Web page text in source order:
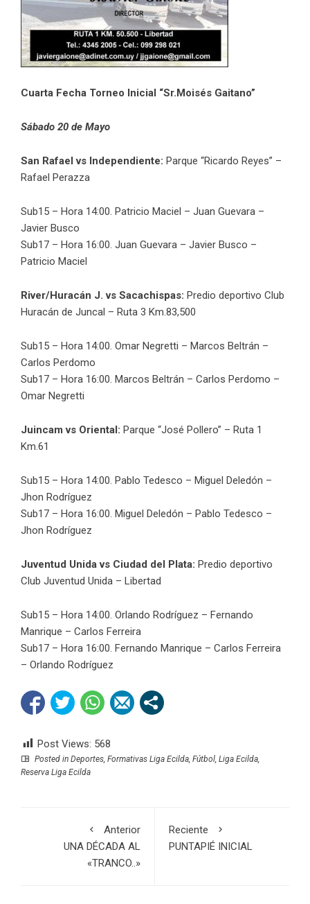
Cuarta Fecha Torneo Inicial “Sr.Moisés Gaitano”
Sábado 20 de Mayo
San Rafael vs Independiente: Parque “Ricardo Reyes” –
Rafael Perazza
Sub15 – Hora 14:00. Patricio Maciel – Juan Guevara –
Javier Busco
Sub17 – Hora 16:00. Juan Guevara – Javier Busco –
Patricio Maciel
River/Huracán J. vs Sacachispas: Predio deportivo Club
Huracán de Juncal – Ruta 3 Km.83,500
Sub15 – Hora 14:00. Omar Negretti – Marcos Beltrán –
Carlos Perdomo
Sub17 – Hora 16:00. Marcos Beltrán – Carlos Perdomo –
Omar Negretti
Juincam vs Oriental: Parque “José Pollero” – Ruta 1
Km.61
Sub15 – Hora 14:00. Pablo Tedesco – Miguel Deledón –
Jhon Rodríguez
Sub17 – Hora 16:00. Miguel Deledón – Pablo Tedesco –
Jhon Rodríguez
Juventud Unida vs Ciudad del Plata: Predio deportivo
Club Juventud Unida – Libertad
Sub15 – Hora 14:00. Orlando Rodríguez – Fernando
Manrique – Carlos Ferreira
Sub17 – Hora 16:00. Fernando Manrique – Carlos Ferreira
– Orlando Rodríguez
Post Views: 568
Posted in Deportes Formativas Liga Ecilda Fútbol Liga Ecilda
Reserva Liga Ecilda
Anterior
UNA DÉCADA AL
«TRANCO..»
Reciente
PUNTAPIÉ INICIAL